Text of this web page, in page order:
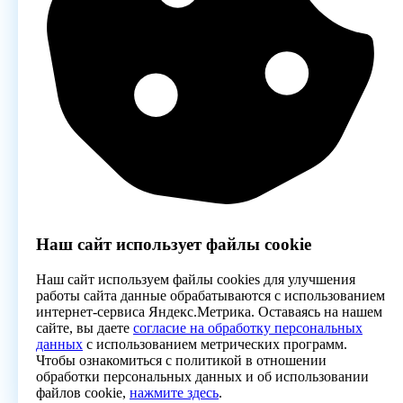
Наш сайт использует файлы cookie
Наш сайт используем файлы cookies для улучшения
работы сайта данные обрабатываются с использованием
интернет-сервиса Яндекс.Метрика. Оставаясь на нашем
сайте, вы даете согласие на обработку персональных
данных с использованием метрических программ.
Чтобы ознакомиться с политикой в отношении
обработки персональных данных и об использовании
файлов cookie, нажмите здесь.